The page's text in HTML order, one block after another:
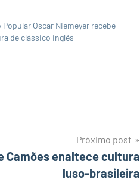
Popular Oscar Niemeyer recebe
de clássico inglês
Próximo post
Camões enaltece cultura
luso-brasileira